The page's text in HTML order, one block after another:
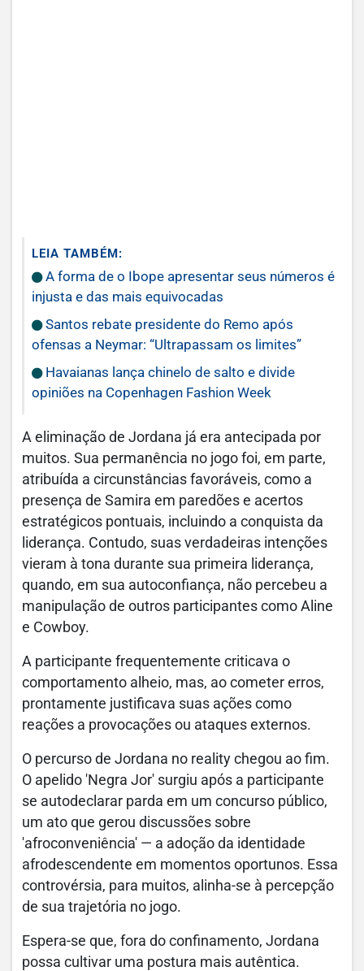
LEIA TAMBÉM:
A forma de o Ibope apresentar seus números é
injusta e das mais equivocadas
Santos rebate presidente do Remo após
ofensas a Neymar: “Ultrapassam os limites”
Havaianas lança chinelo de salto e divide
opiniões na Copenhagen Fashion Week
A eliminação de Jordana já era antecipada por
muitos. Sua permanência no jogo foi, em parte,
atribuída a circunstâncias favoráveis, como a
presença de Samira em paredões e acertos
estratégicos pontuais, incluindo a conquista da
liderança. Contudo, suas verdadeiras intenções
vieram à tona durante sua primeira liderança,
quando, em sua autoconfiança, não percebeu a
manipulação de outros participantes como Aline
e Cowboy.
A participante frequentemente criticava o
comportamento alheio, mas, ao cometer erros,
prontamente justificava suas ações como
reações a provocações ou ataques externos.
O percurso de Jordana no reality chegou ao fim.
O apelido 'Negra Jor' surgiu após a participante
se autodeclarar parda em um concurso público,
um ato que gerou discussões sobre
'afroconveniência' — a adoção da identidade
afrodescendente em momentos oportunos. Essa
controvérsia, para muitos, alinha-se à percepção
de sua trajetória no jogo.
Espera-se que, fora do confinamento, Jordana
possa cultivar uma postura mais autêntica.